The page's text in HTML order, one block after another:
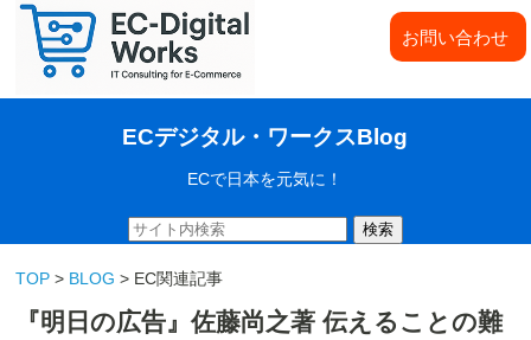
ECデジタル・ワークスBlog
ECで日本を元気に！
お問い合わせ
検索
TOP > BLOG > EC関連記事
『明日の広告』佐藤尚之著 伝えることの難